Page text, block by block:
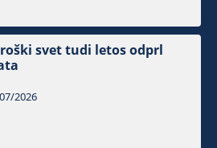
svet tudi letos odprl
2026